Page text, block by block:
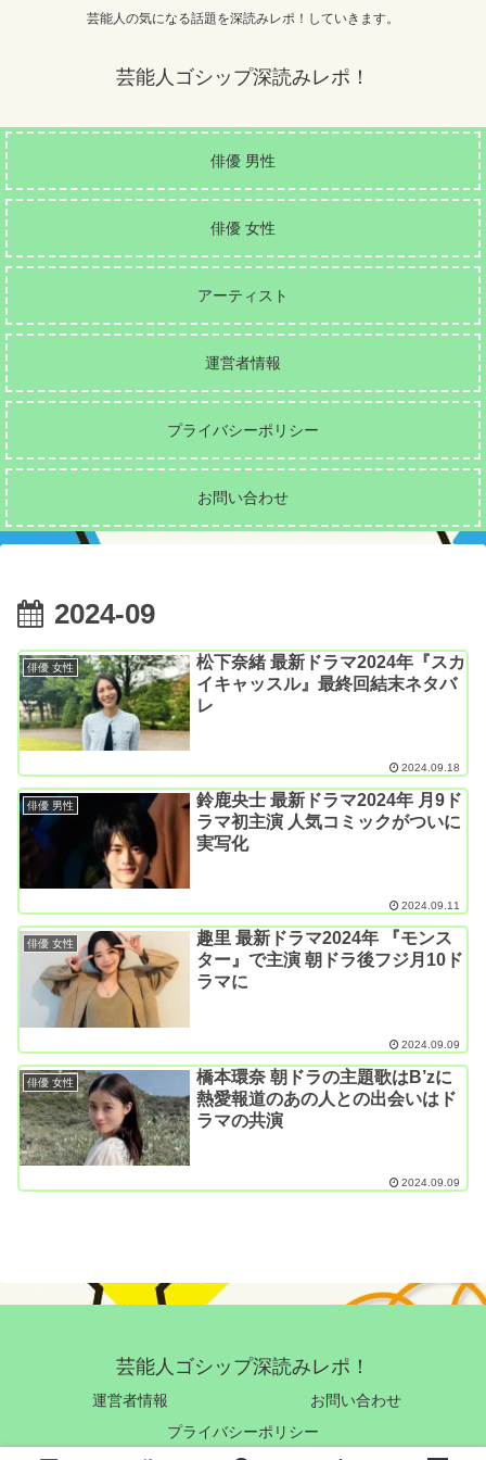
芸能人の気になる話題を深読みレポ！していきます。
芸能人ゴシップ深読みレポ！
俳優 男性
俳優 女性
アーティスト
運営者情報
プライバシーポリシー
お問い合わせ
2024-09
俳優 女性
松下奈緒 最新ドラマ2024年『スカ
イキャッスル』最終回結末ネタバ
レ
2024.09.18
俳優 男性
鈴鹿央士 最新ドラマ2024年 月9ド
ラマ初主演 人気コミックがついに
実写化
2024.09.11
俳優 女性
趣里 最新ドラマ2024年 『モンス
ター』で主演 朝ドラ後フジ月10ド
ラマに
2024.09.09
俳優 女性
橋本環奈 朝ドラの主題歌はB’zに
熱愛報道のあの人との出会いはド
ラマの共演
2024.09.09
芸能人ゴシップ深読みレポ！
運営者情報
お問い合わせ
プライバシーポリシー